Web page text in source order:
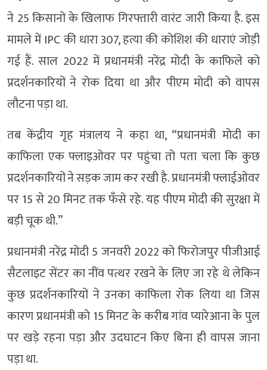
ने 25 किसानों के खिलाफ गिरफ्तारी वारंट जारी किया है. इस
मामले में IPC की धारा 307, हत्या की कोशिश की धाराएं जोड़ी
गई हैं. साल 2022 में प्रधानमंत्री नरेंद्र मोदी के काफिले को
प्रदर्शनकारियों ने रोक दिया था और पीएम मोदी को वापस
लौटना पड़ा था.
तब केंद्रीय गृह मंत्रालय ने कहा था, “प्रधानमंत्री मोदी का
काफिला एक फ्लाइओवर पर पहुंचा तो पता चला कि कुछ
प्रदर्शनकारियों ने सड़क जाम कर रखी है. प्रधानमंत्री फ्लाईओवर
पर 15 से 20 मिनट तक फँसे रहे. यह पीएम मोदी की सुरक्षा में
बड़ी चूक थी.”
प्रधानमंत्री नरेंद्र मोदी 5 जनवरी 2022 को फिरोजपुर पीजीआई
सैटलाइट सेंटर का नींव पत्थर रखने के लिए जा रहे थे लेकिन
कुछ प्रदर्शनकारियों ने उनका काफिला रोक लिया था जिस
कारण प्रधानमंत्री को 15 मिनट के करीब गांव प्यारेआना के पुल
पर खड़े रहना पड़ा और उदघाटन किए बिना ही वापस जाना
पड़ा था.